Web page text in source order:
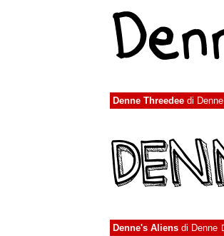
Denne Threedee di Denne
Denne's Aliens di Denne